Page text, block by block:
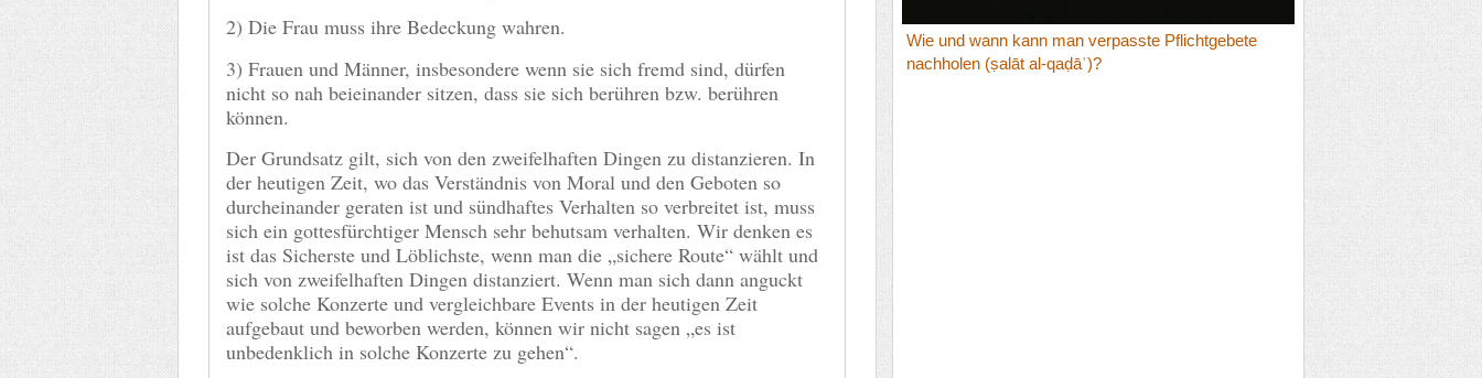
2) Die Frau muss ihre Bedeckung wahren.
3) Frauen und Männer, insbesondere wenn sie sich fremd sind, dürfen
nicht so nah beieinander sitzen, dass sie sich berühren bzw. berühren
können.
Der Grundsatz gilt, sich von den zweifelhaften Dingen zu distanzieren. In
der heutigen Zeit, wo das Verständnis von Moral und den Geboten so
durcheinander geraten ist und sündhaftes Verhalten so verbreitet ist, muss
sich ein gottesfürchtiger Mensch sehr behutsam verhalten. Wir denken es
ist das Sicherste und Löblichste, wenn man die „sichere Route“ wählt und
sich von zweifelhaften Dingen distanziert. Wenn man sich dann anguckt
wie solche Konzerte und vergleichbare Events in der heutigen Zeit
aufgebaut und beworben werden, können wir nicht sagen „es ist
unbedenklich in solche Konzerte zu gehen“.
Wie und wann kann man verpasste Pflichtgebete
nachholen (ṣalāt al-qaḍāʾ)?